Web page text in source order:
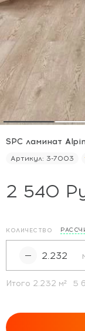
SPC ламинат
Артикул: 3-7003
2 540
КОЛИЧЕСТВО
Итого 2.232 м² 5